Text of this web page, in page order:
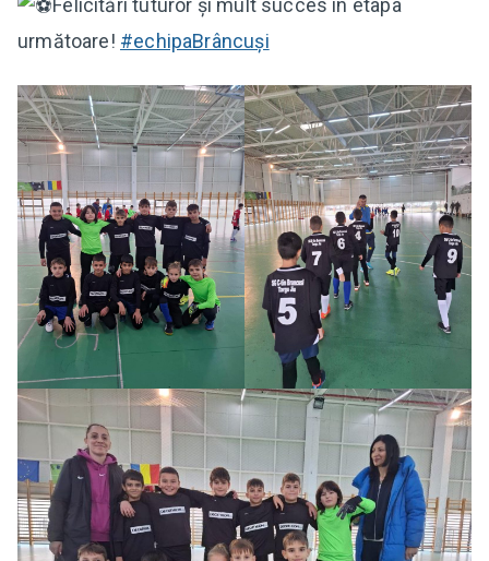
Felicitări tuturor și mult succes în etapa
următoare! #echipaBrâncuși